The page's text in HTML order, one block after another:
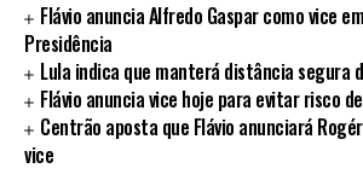
Flávio anuncia Alfredo Gaspar como vice
Presidência
Lula indica que manterá distância segura
Flávio anuncia vice hoje para evitar risco
Centrão aposta que Flávio anunciará
vice